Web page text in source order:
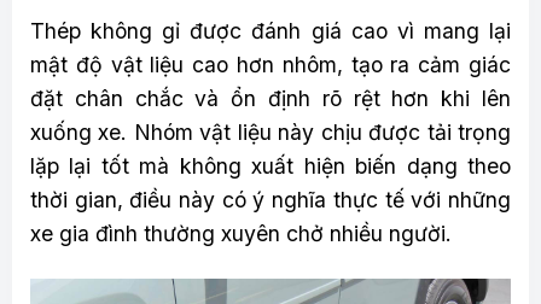
Thép không gỉ được đánh giá cao vì mang lại
mật độ vật liệu cao hơn nhôm, tạo ra cảm giác
đặt chân chắc và ổn định rõ rệt hơn khi lên
xuống xe. Nhóm vật liệu này chịu được tải trọng
lặp lại tốt mà không xuất hiện biến dạng theo
thời gian, điều này có ý nghĩa thực tế với những
xe gia đình thường xuyên chở nhiều người.